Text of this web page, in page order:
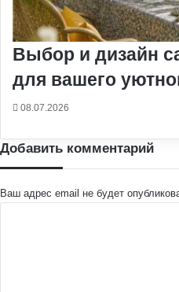
Выбор и дизайн
для вашего
08.07.2026
Добавить комментарий
Ваш адрес email не будет